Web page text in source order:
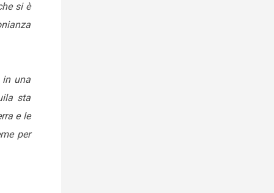
si è
in una
sta
e le
per